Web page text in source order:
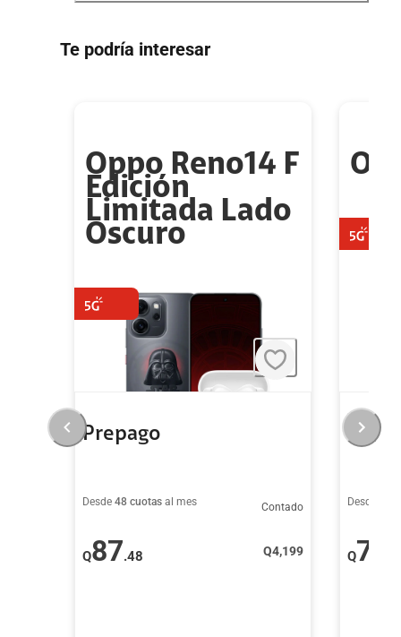
Te podría interesar
Oppo Reno14 F
Edición
Limitada Lado
Oscuro
Prepago
Desde 48 cuotas al mes
Q87.48
Contado
Q4,199
Desde
Q79